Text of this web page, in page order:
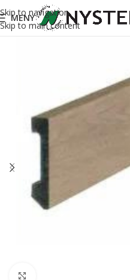
Skip to navigation
Skip to main content
MENY